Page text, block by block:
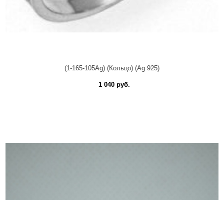
(1-165-105Ag) (Кольцо) (Ag 925)
1 040 руб.